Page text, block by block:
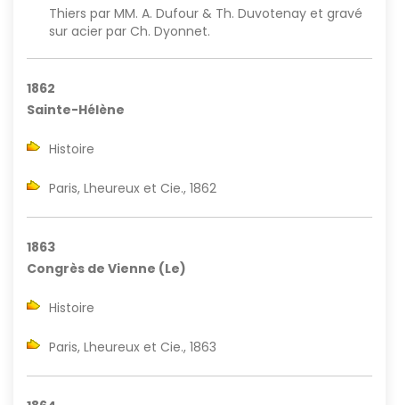
Thiers par MM. A. Dufour & Th. Duvotenay et gravé
sur acier par Ch. Dyonnet.
1862
Sainte-Hélène
Histoire
Paris, Lheureux et Cie., 1862
1863
Congrès de Vienne (Le)
Histoire
Paris, Lheureux et Cie., 1863